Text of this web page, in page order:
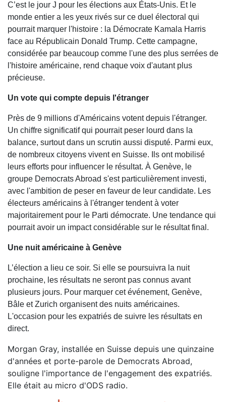
C’est le jour J pour les élections aux États-Unis. Et le
monde entier a les yeux rivés sur ce duel électoral qui
pourrait marquer l'histoire : la Démocrate Kamala Harris
face au Républicain Donald Trump. Cette campagne,
considérée par beaucoup comme l'une des plus serrées de
l'histoire américaine, rend chaque voix d'autant plus
précieuse.
Un vote qui compte depuis l'étranger
Près de 9 millions d'Américains votent depuis l'étranger.
Un chiffre significatif qui pourrait peser lourd dans la
balance, surtout dans un scrutin aussi disputé. Parmi eux,
de nombreux citoyens vivent en Suisse. Ils ont mobilisé
leurs efforts pour influencer le résultat. À Genève, le
groupe Democrats Abroad s'est particulièrement investi,
avec l'ambition de peser en faveur de leur candidate. Les
électeurs américains à l'étranger tendent à voter
majoritairement pour le Parti démocrate. Une tendance qui
pourrait avoir un impact considérable sur le résultat final.
Une nuit américaine à Genève
L’élection a lieu ce soir. Si elle se poursuivra la nuit
prochaine, les résultats ne seront pas connus avant
plusieurs jours. Pour marquer cet événement, Genève,
Bâle et Zurich organisent des nuits américaines.
L'occasion pour les expatriés de suivre les résultats en
direct.
Morgan Gray, installée en Suisse depuis une quinzaine
d'années et porte-parole de Democrats Abroad,
souligne l'importance de l'engagement des expatriés.
Elle était au micro d'ODS radio.